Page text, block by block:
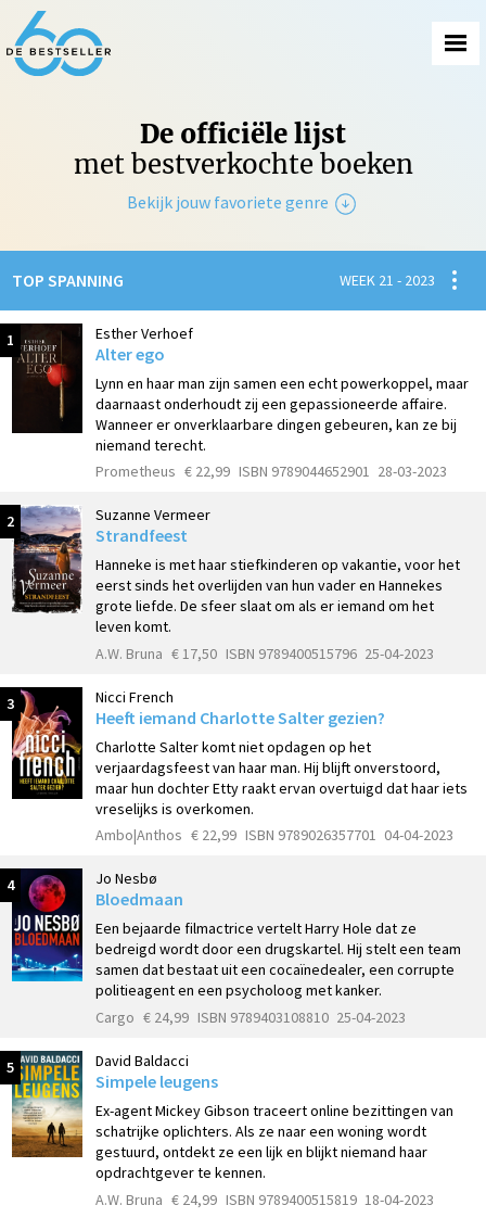
De officiële lijst
met bestverkochte boeken
Bekijk jouw favoriete genre
Fictie
TOP SPANNING WEEK 21 - 2023
1 Esther Verhoef
Alter ego
Lynn en haar man zijn samen een echt powerkoppel, maar
daarnaast onderhoudt zij een gepassioneerde affaire.
Wanneer er onverklaarbare dingen gebeuren, kan ze bij
niemand terecht.
Prometheus € 22,99 ISBN 9789044652901 28-03-2023
2 Suzanne Vermeer
Strandfeest
Hanneke is met haar stiefkinderen op vakantie, voor het
eerst sinds het overlijden van hun vader en Hannekes
grote liefde. De sfeer slaat om als er iemand om het
leven komt.
A.W. Bruna € 17,50 ISBN 9789400515796 25-04-2023
3 Nicci French
Heeft iemand Charlotte Salter gezien?
Charlotte Salter komt niet opdagen op het
verjaardagsfeest van haar man. Hij blijft onverstoord,
maar hun dochter Etty raakt ervan overtuigd dat haar iets
vreselijks is overkomen.
Ambo|Anthos € 22,99 ISBN 9789026357701 04-04-2023
4 Jo Nesbø
Bloedmaan
Een bejaarde filmactrice vertelt Harry Hole dat ze
bedreigd wordt door een drugskartel. Hij stelt een team
samen dat bestaat uit een cocaïnedealer, een corrupte
politieagent en een psycholoog met kanker.
Cargo € 24,99 ISBN 9789403108810 25-04-2023
5 David Baldacci
Simpele leugens
Ex-agent Mickey Gibson traceert online bezittingen van
schatrijke oplichters. Als ze naar een woning wordt
gestuurd, ontdekt ze een lijk en blijkt niemand haar
opdrachtgever te kennen.
A.W. Bruna € 24,99 ISBN 9789400515819 18-04-2023